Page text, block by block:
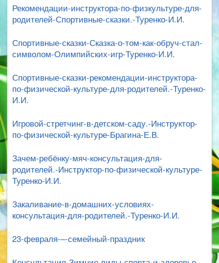
Рекомендации-инструктора-по-физкультуре-для-
родителей-Спортивные-сказки.-Туренко-И.И.
Спортивные-сказки-Сказка-о-том-как-обруч-стал-
символом-Олимпийских-игр-Туренко-И.И.
Спортивные-сказки-рекомендации-инструктора-
по-физической-культуре-для-родителей.-Туренко-
И.И.
Игровой-стретчинг-в-детском-саду.-Инструктор-
по-физической-культуре-Брагина-Е.В.
Зачем-ребёнку-мяч-консультация-для-
родителей.-Инструктор-по-физической-культуре-
Туренко-И.И.
Закаливание-в-домашних-условиях-
консультация-для-родителей.-Туренко-И.И.
23-февраля-–-семейный-праздник